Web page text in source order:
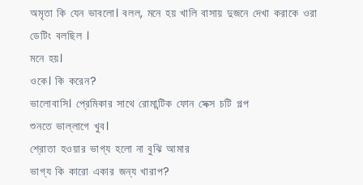
অমৃতা কি যেন ভাবলো। বলল, মনে হয় খালি বাসায় দুজনে দেখা করাকে ওরা
ডেটিং বলছিল ।
মনে হয়।
ওকে। কি করেন?
ভালোবাসি। প্রেমিকার সাথে রোমান্টিক ফোন সেক্স চটি গল্প
শুনতে ভাল্লাগে খুব।
শ্রোতা হওয়ার ভাগ্য হলো না বুঝি আমার
ভাগ্য কি কারো একার জন্য খারাপ?